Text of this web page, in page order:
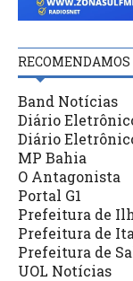
RECOMENDAMOS
Band Notícias
Diário
Diário
MP Bahia
O Antagonista
Portal G1
Prefeitura de
Prefeitura de
Prefeitura de
UOL Notícias